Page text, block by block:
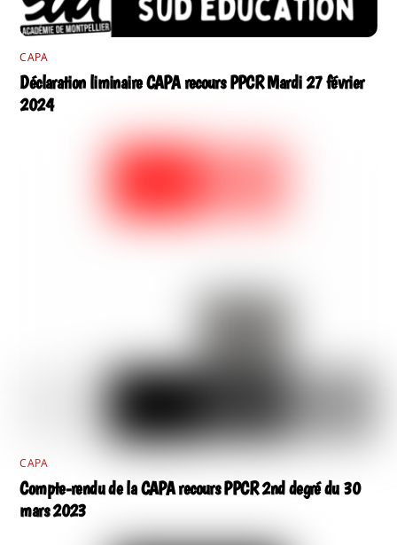
CAPA
Déclaration liminaire CAPA recours PPCR Mardi 27 février
2024
CAPA
Compte-rendu de la CAPA recours PPCR 2nd degré du 30
mars 2023